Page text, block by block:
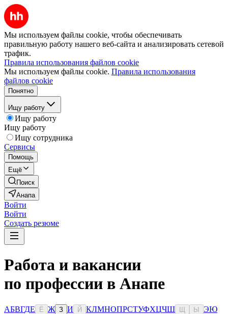
Мы используем файлы cookie, чтобы обеспечивать
правильную работу нашего веб-сайта и анализировать сетевой
трафик.
Правила использования файлов cookie
Мы используем файлы cookie. Правила использования
файлов cookie
Понятно
Ищу работу
Ищу работу
Ищу работу
Ищу сотрудника
Сервисы
Помощь
Ещё
Поиск
Анапа
Войти
Войти
Создать резюме
Работа и вакансии
по профессии в Анапе
АБВГДЕ Ё Ж З И Й КЛМНОПРСТУФХЦЧШ Ы ЭЮ